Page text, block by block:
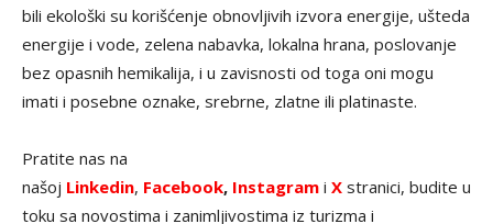
bili ekološki su korišćenje obnovljivih izvora energije, ušteda
energije i vode, zelena nabavka, lokalna hrana, poslovanje
bez opasnih hemikalija, i u zavisnosti od toga oni mogu
imati i posebne oznake, srebrne, zlatne ili platinaste.
Pratite nas na
našoj Linkedin, Facebook, Instagram i X stranici, budite u
toku sa novostima i zanimljivostima iz turizma i